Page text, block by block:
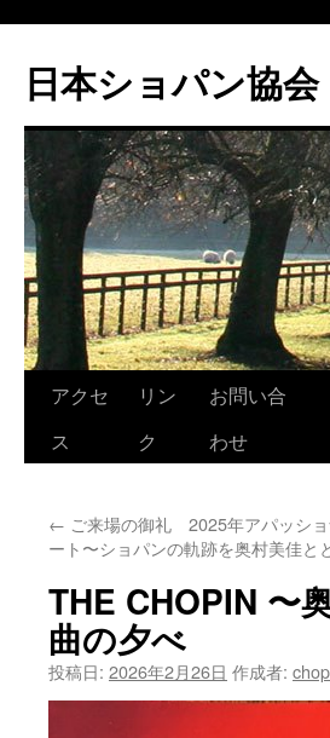
テ
ン
ス
キ
ッ
プ
日本ショパン協
アクセ
ス
リン
ク
お問い合
わせ
← ご来場の御礼 2025年アパッシ
ート〜ショパンの軌跡を奥村美佳と
THE CHOPIN 〜
曲の夕べ
投稿日: 2026年2月26日 作成者: